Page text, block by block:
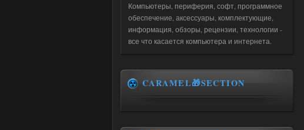
Компьютеры, периферия, софт, программное
обеспечение, аксессуары, комплектующие,
информация, обзоры, рецензии, технологии -
все что касается компьютера и интернета.
CARAMEL🎁SECTION